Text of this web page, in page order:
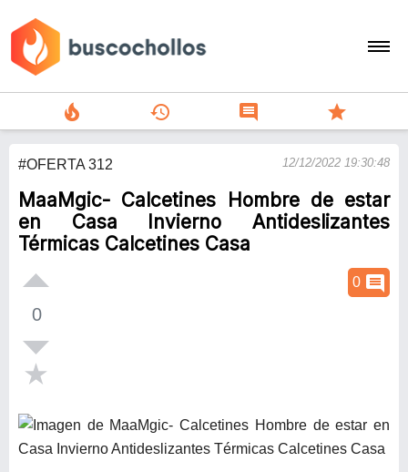
search
person
add
Menu
local_fire_department history comment star
#OFERTA 312 12/12/2022 19:30:48
MaaMgic- Calcetines Hombre de estar
en Casa Invierno Antideslizantes
Térmicas Calcetines Casa
0
0 comment